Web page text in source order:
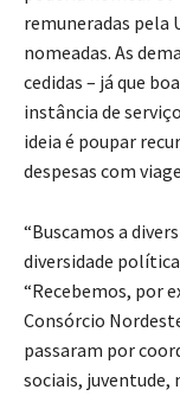
remuneradas pela
nomeadas. As
cedidas – já que
instância de
ideia é poupar
despesas com
“Buscamos a
diversidade
“Recebemos, por
Consórcio
passaram por
sociais, juventude,